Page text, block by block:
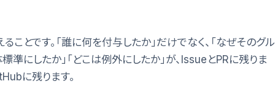
とです。「誰に何を付与したか」だけでなく、「なぜそのグル
準にしたか」「どこは例外にしたか」が、IssueとPRに残りま
に残ります。